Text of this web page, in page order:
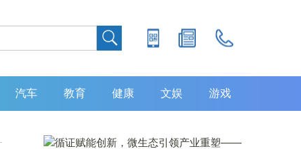
汽车 教育 健康 文娱 游戏